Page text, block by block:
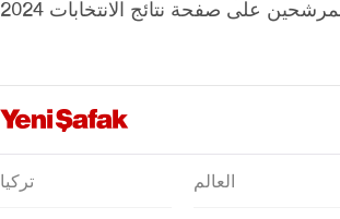
تركيا العالم